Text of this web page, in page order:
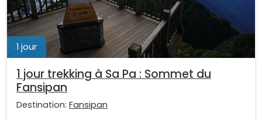
1 jour
1 jour trekking à Sa Pa : Sommet du
Fansipan
Destination: Fansipan